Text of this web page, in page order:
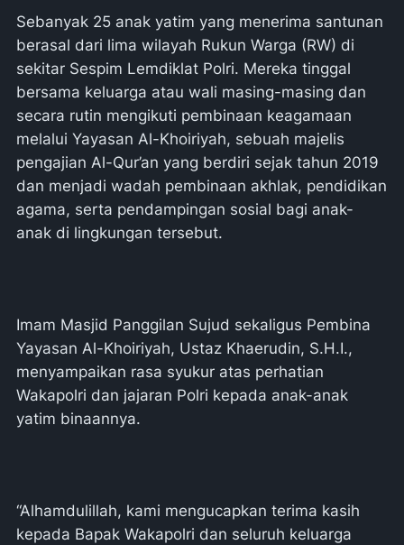
Sebanyak 25 anak yatim yang menerima santunan
berasal dari lima wilayah Rukun Warga (RW) di
sekitar Sespim Lemdiklat Polri. Mereka tinggal
bersama keluarga atau wali masing-masing dan
secara rutin mengikuti pembinaan keagamaan
melalui Yayasan Al-Khoiriyah, sebuah majelis
pengajian Al-Qur’an yang berdiri sejak tahun 2019
dan menjadi wadah pembinaan akhlak, pendidikan
agama, serta pendampingan sosial bagi anak-
anak di lingkungan tersebut.
Imam Masjid Panggilan Sujud sekaligus Pembina
Yayasan Al-Khoiriyah, Ustaz Khaerudin, S.H.I.,
menyampaikan rasa syukur atas perhatian
Wakapolri dan jajaran Polri kepada anak-anak
yatim binaannya.
“Alhamdulillah, kami mengucapkan terima kasih
kepada Bapak Wakapolri dan seluruh keluarga